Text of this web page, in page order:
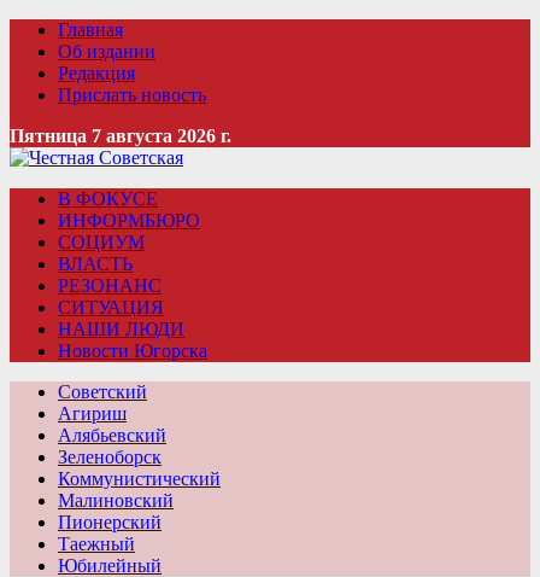
Главная
Об издании
Редакция
Прислать новость
Пятница 7 августа 2026 г.
В ФОКУСЕ
ИНФОРМБЮРО
СОЦИУМ
ВЛАСТЬ
РЕЗОНАНС
СИТУАЦИЯ
НАШИ ЛЮДИ
Новости Югорска
Советский
Агириш
Алябьевский
Зеленоборск
Коммунистический
Малиновский
Пионерский
Таежный
Юбилейный